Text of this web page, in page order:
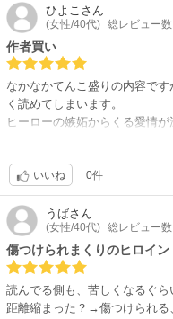
分がいいなぁって思えてきまし
ひよこ さん
(女性/40代) 総レビュー
作者買い
なかなかてんこ盛りの内容で
く読めてしまいます。
ヒーローの嫉妬からくる愛情
おすすめです。(⁎˃ᴗ˂⁎)
いいね 0件
うばさん
(女性/40代) 総レビュー
傷つけられまくりのヒロイン
読んでる側も、苦しくなるぐら
距離縮まった？→傷つけられ